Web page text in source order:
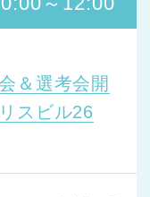
＆選考会開
スビル26